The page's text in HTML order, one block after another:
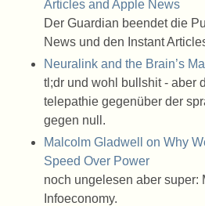
Articles and Apple News
Der Guardian beendet die
News und den Instant
Neuralink and the Brain’s
tl;dr und wohl bullshit - aber
telepathie gegenüber der
gegen null.
Malcolm Gladwell on Why
Speed Over Power
noch ungelesen aber super:
Infoeconomy.